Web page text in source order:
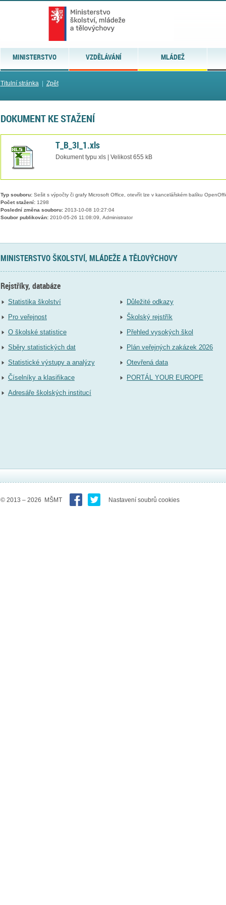
MINISTERSTVO VZDĚLÁVÁNÍ MLÁDEŽ
Titulní stránka| Zpět
DOKUMENT KE STAŽENÍ
T_B_3I_1.xls
Dokument typu xls | Velikost 655 kB
Typ souboru:Sešit s výpočty či grafy Microsoft Office, otevřít lze v kancelářském balíku
Počet stažení:1298
Poslední změna souboru:2013-10-08 10:27:04
Soubor publikován:2010-05-26 11:08:09, Administrator
MINISTERSTVO ŠKOLSTVÍ, MLÁDEŽE A TĚLOVÝCHOVY
Rejstříky, databáze
Statistika školství
Pro veřejnost
O školské statistice
Sběry statistických dat
Statistické výstupy a analýzy
Číselníky a klasifikace
Adresáře školských institucí
Důležité odkazy
Školský rejstřík
Přehled vysokých škol
Plán veřejných zakázek 2026
Otevřená data
PORTÁL YOUR EUROPE
© 2013 – 2026 MŠMT Nastavení soubrů cookies